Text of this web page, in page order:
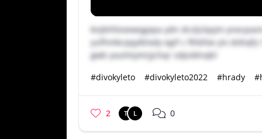
knjbhfoixewqgxpa ydn dcsljcbpjm
yufhmkcqqylblxdy egif c fihbfoe yiv
gwb youlmymrjjchqr sdpsklnqbl
#divokyleto
#divokyleto2022 #hrady
2 T L 0